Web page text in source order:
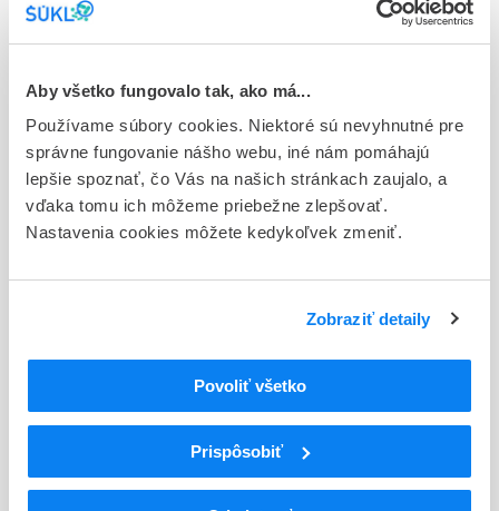
Aby všetko fungovalo tak, ako má...
Používame súbory cookies. Niektoré sú nevyhnutné pre
správne fungovanie nášho webu, iné nám pomáhajú
lepšie spoznať, čo Vás na našich stránkach zaujalo, a
vďaka tomu ich môžeme priebežne zlepšovať.
Nastavenia cookies môžete kedykoľvek zmeniť.
Zobraziť detaily
Povoliť všetko
Prispôsobiť
E - EU registrácia
Európska
Accord Healthcare S.L.U, Španielsko
Indikačná skupina
18 - ANTIDIABETICA (VRÁTANE INZULÍNU)
TRÁVIACI TRAKT A METABOLIZMUS
výnimkou inzulínov
A10BG
Tiazolidíndióny
Pioglitazón